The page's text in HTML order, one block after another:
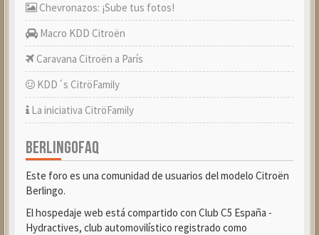
Chevronazos: ¡Sube tus fotos!
Macro KDD Citroën
Caravana Citroën a París
KDD´s CitröFamily
La iniciativa CitröFamily
BERLINGOFAQ
Este foro es una comunidad de usuarios del modelo Citroën
Berlingo.
El hospedaje web está compartido con Club C5 España -
Hydractives, club automovilístico registrado como